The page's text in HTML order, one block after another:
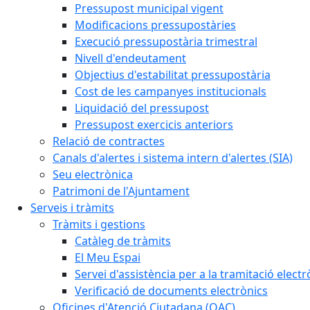
Pressupost municipal vigent
Modificacions pressupostàries
Execució pressupostària trimestral
Nivell d'endeutament
Objectius d'estabilitat pressupostària
Cost de les campanyes institucionals
Liquidació del pressupost
Pressupost exercicis anteriors
Relació de contractes
Canals d'alertes i sistema intern d'alertes (SIA)
Seu electrònica
Patrimoni de l'Ajuntament
Serveis i tràmits
Tràmits i gestions
Catàleg de tràmits
El Meu Espai
Servei d'assistència per a la tramitació
Verificació de documents electrònics